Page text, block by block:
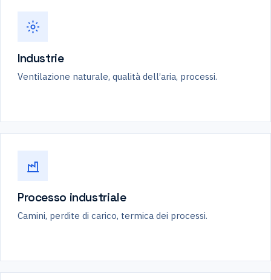
Industrie
Ventilazione naturale, qualità dell’aria, processi.
Processo industriale
Camini, perdite di carico, termica dei processi.